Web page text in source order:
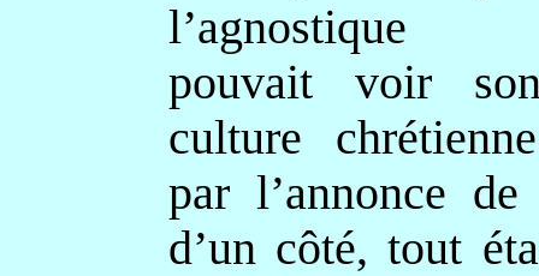
l’agnostique
pouvait voir
culture
par l’annonce
d’un côté, tout